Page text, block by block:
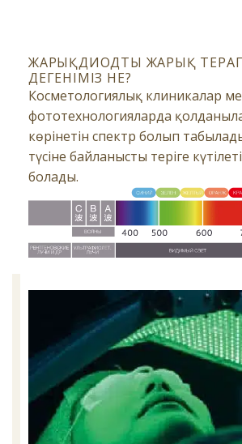
ЖАРЫҚДИОДТЫ ЖАРЫҚ
ДЕГЕНІМІЗ НЕ?
Косметологиялық клиникалар
фототехнологияларда
көрінетін спектр болып
түсіне байланысты теріге
болады.